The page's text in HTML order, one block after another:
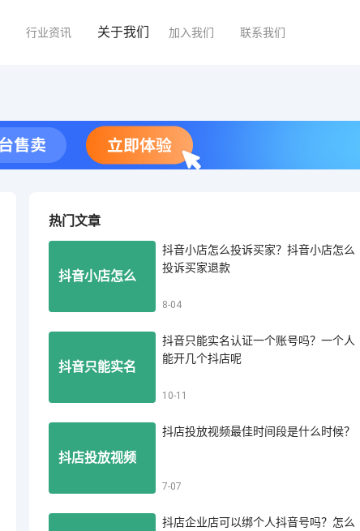
行业资讯 关于我们 加入我们 联系我们
热门文章
抖音小店怎么
音小店怎么投
诉买家退款
抖音小店怎么投诉买家？抖音小店怎么
投诉买家退款
8-04
抖音只能实名
吗？一个人能
抖音只能实名认证一个账号吗？一个人
能开几个抖店呢
10-11
抖店投放视频
抖店投放视频最佳时间段是什么时候？
7-07
抖店企业店可以绑个人抖音号吗？怎么